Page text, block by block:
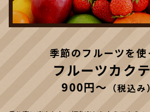
季節のフルーツを使
フルーツカク
900円～ （税込み）